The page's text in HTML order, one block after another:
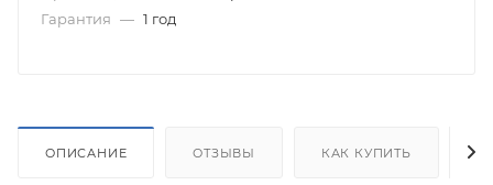
Гарантия — 1 год
ОПИСАНИЕ ОТЗЫВЫ КАК КУПИТЬ